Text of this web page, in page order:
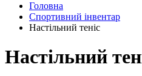
Головна
Спортивний інвентар
Настільний теніс
Настільний